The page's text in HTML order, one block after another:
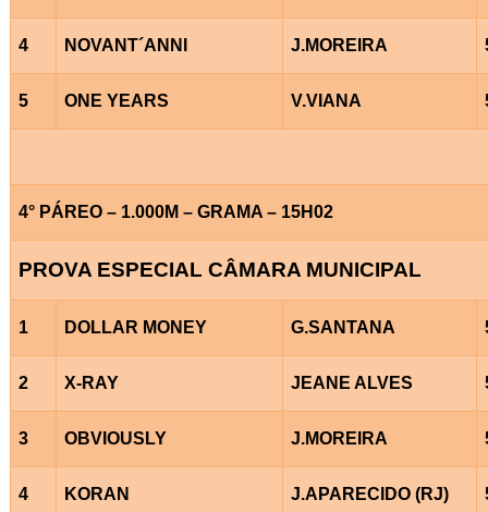
4 NOVANT´ANNI J.MOREIRA
5 ONE YEARS V.VIANA
4° PÁREO – 1.000M – GRAMA – 15H02
PROVA ESPECIAL CÂMARA MUNICIPAL
1 DOLLAR MONEY G.SANTANA
2 X-RAY JEANE ALVES
3 OBVIOUSLY J.MOREIRA
4 KORAN J.APARECIDO (RJ)